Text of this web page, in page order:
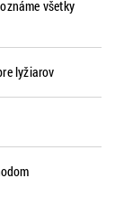
všetky
lyžiarov